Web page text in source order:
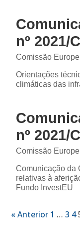
nº 2021/
Comissão
Orientações
climáticas das
nº 2021/
Comissão
Comunicação da
relativas à
Fundo InvestEU
« Anterior 1 … 3 4